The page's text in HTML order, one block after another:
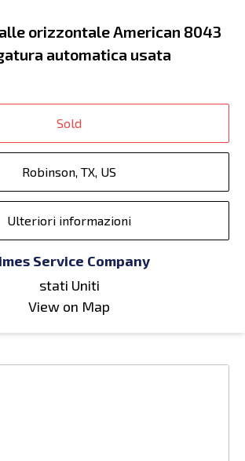
orizzontale American 8043
automatica usata
Sold
Robinson, TX, US
Ulteriori informazioni
Service Company
stati Uniti
View on Map